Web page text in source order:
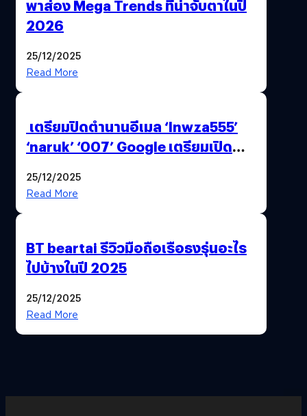
พาส่อง Mega Trends ที่น่าจับตาในปี
2026
25/12/2025
Read More
เตรียมปิดตำนานอีเมล ‘lnwza555’
‘naruk’ ‘007’ Google เตรียมเปิด
25/12/2025
Read More
BT beartai รีวิวมือถือเรือธงรุ่นอะไร
ไปบ้างในปี 2025
25/12/2025
Read More